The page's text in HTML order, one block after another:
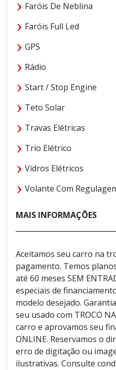
Faróis De Neblina
Faróis Full Led
GPS
Rádio
Start / Stop Engine
Teto Solar
Travas Elétricas
Trio Elétrico
Vidros Elétricos
Volante Com
MAIS INFORMAÇÕES
Aceitamos seu carro na
pagamento. Temos
até 60 meses SEM
especiais de
modelo desejado.
seu usado com TROCO
carro e aprovamos seu
ONLINE. Reservamos o
erro de digitação ou
ilustrativas. Consulte